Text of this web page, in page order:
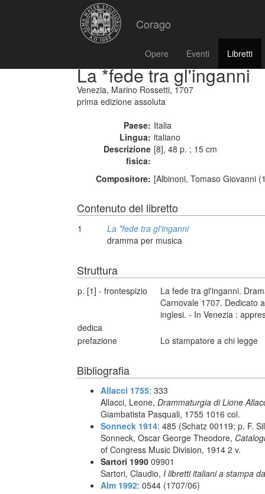
Corago
Opere Eventi Libretti
La *fede tra gl'inganni
Venezia, Marino Rossetti, 1707
prima edizione assoluta
Paese: Italia
Lingua: italiano
Descrizione
fisica:
[8], 48 p. ; 15 cm
Compositore: [Albinoni, Tomaso Giovanni
Contenuto del libretto
1
La *fede tra gl'inganni
dramma per musica
Struttura
p. [1] - frontespizio
La fede tra gl'inganni.
Carnovale 1707. Dedicato
inglesi. - In Venezia :
dedica
prefazione
Lo stampatore a chi legge
Bibliografia
Allacci 1755: 333
Allacci, Leone, Drammaturgia di Lione
Giambatista Pasquali, 1755 1016 col.
Sonneck 1914: 485 (Schatz 00119; p. F.
Sonneck, Oscar George Theodore,
of Congress Music Division, 1914 2 v.
Sartori 1990 09901
Sartori, Claudio, I libretti italiani a stampa
Alm 1992: 0544 (1707/06)